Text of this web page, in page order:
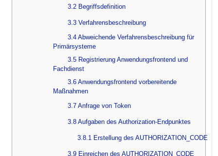
3.2 Begriffsdefinition
3.3 Verfahrensbeschreibung
3.4 Abweichende Verfahrensbeschreibung für
Primärsysteme
3.5 Registrierung Anwendungsfrontend und
Fachdienst
3.6 Anwendungsfrontend vorbereitende
Maßnahmen
3.7 Anfrage von Token
3.8 Aufgaben des Authorization-Endpunktes
3.8.1 Erstellung des AUTHORIZATION_CODE
3.9 Einreichen des AUTHORIZATION_CODE